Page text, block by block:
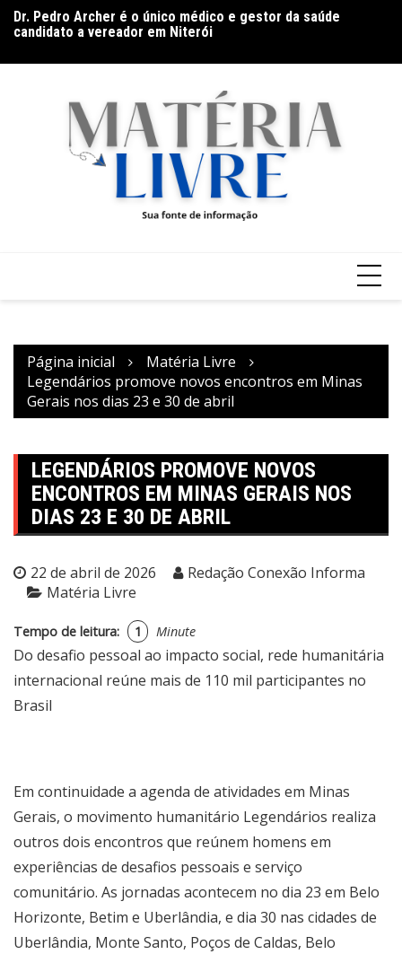
para
conteúdo
candidato a vereador em Niterói
Alerta de malas prontas: Hot Beach encerra Resort Week
Página inicial
Matéria Livre
Legendários promove novos encontros em Minas
Gerais nos dias 23 e 30 de abril
LEGENDÁRIOS PROMOVE NOVOS
ENCONTROS EM MINAS GERAIS NOS
DIAS 23 E 30 DE ABRIL
22 de abril de 2026
Redação Conexão Informa
Matéria Livre
Tempo de leitura: 1 Minute
Do desafio pessoal ao impacto social, rede humanitária
internacional reúne mais de 110 mil participantes no
Brasil
Em continuidade a agenda de atividades em Minas
Gerais, o movimento humanitário Legendários realiza
outros dois encontros que reúnem homens em
experiências de desafios pessoais e serviço
comunitário. As jornadas acontecem no dia 23 em Belo
Horizonte, Betim e Uberlândia, e dia 30 nas cidades de
Uberlândia, Monte Santo, Poços de Caldas, Belo